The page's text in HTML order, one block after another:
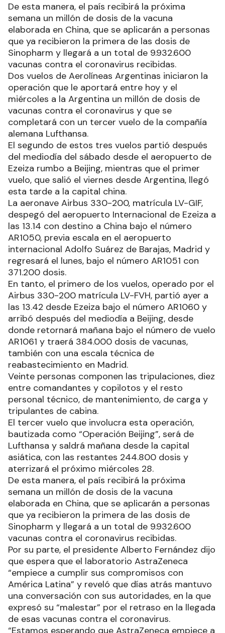
De esta manera, el país recibirá la próxima
semana un millón de dosis de la vacuna
elaborada en China, que se aplicarán a personas
que ya recibieron la primera de las dosis de
Sinopharm y llegará a un total de 9.932.600
vacunas contra el coronavirus recibidas.
Dos vuelos de Aerolíneas Argentinas iniciaron la
operación que le aportará entre hoy y el
miércoles a la Argentina un millón de dosis de
vacunas contra el coronavirus y que se
completará con un tercer vuelo de la compañía
alemana Lufthansa.
El segundo de estos tres vuelos partió después
del mediodía del sábado desde el aeropuerto de
Ezeiza rumbo a Beijing, mientras que el primer
vuelo, que salió el viernes desde Argentina, llegó
esta tarde a la capital china.
La aeronave Airbus 330-200, matrícula LV-GIF,
despegó del aeropuerto Internacional de Ezeiza a
las 13.14 con destino a China bajo el número
AR1050, previa escala en el aeropuerto
internacional Adolfo Suárez de Barajas, Madrid y
regresará el lunes, bajo el número AR1051 con
371.200 dosis.
En tanto, el primero de los vuelos, operado por el
Airbus 330-200 matrícula LV-FVH, partió ayer a
las 13.42 desde Ezeiza bajo el número AR1060 y
arribó después del mediodía a Beijing, desde
donde retornará mañana bajo el número de vuelo
AR1061 y traerá 384.000 dosis de vacunas,
también con una escala técnica de
reabastecimiento en Madrid.
Veinte personas componen las tripulaciones, diez
entre comandantes y copilotos y el resto
personal técnico, de mantenimiento, de carga y
tripulantes de cabina.
El tercer vuelo que involucra esta operación,
bautizada como “Operación Beijing”, será de
Lufthansa y saldrá mañana desde la capital
asiática, con las restantes 244.800 dosis y
aterrizará el próximo miércoles 28.
De esta manera, el país recibirá la próxima
semana un millón de dosis de la vacuna
elaborada en China, que se aplicarán a personas
que ya recibieron la primera de las dosis de
Sinopharm y llegará a un total de 9.932.600
vacunas contra el coronavirus recibidas.
Por su parte, el presidente Alberto Fernández dijo
que espera que el laboratorio AstraZeneca
“empiece a cumplir sus compromisos con
América Latina” y reveló que días atrás mantuvo
una conversación con sus autoridades, en la que
expresó su “malestar” por el retraso en la llegada
de esas vacunas contra el coronavirus.